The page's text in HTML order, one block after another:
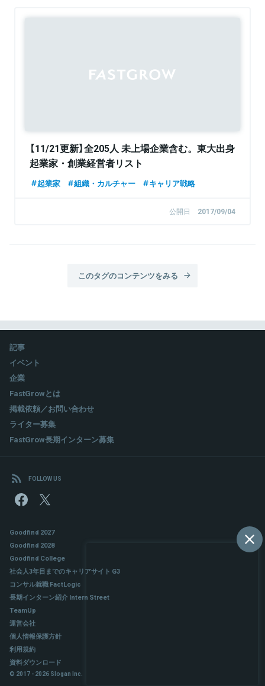
【11/21更新】全205人 未上場企業含む。東大出身
起業家・創業経営者リスト
起業家 組織・カルチャー キャリア戦略
公開日 2017/09/04
このタグのコンテンツをみる
記事
イベント
企業
FastGrowとは
掲載依頼／お問い合わせ
ライター募集
FastGrow長期インターン募集
FOLLOW US
Goodfind 2027
Goodfind 2028
Goodfind College
社会人3年目までのキャリアサイト G3
コンサル就職 FactLogic
長期インターン紹介 Intern Street
TeamUp
運営会社
個人情報保護方針
利用規約
資料ダウンロード
© 2017 - 2026 Slogan Inc.